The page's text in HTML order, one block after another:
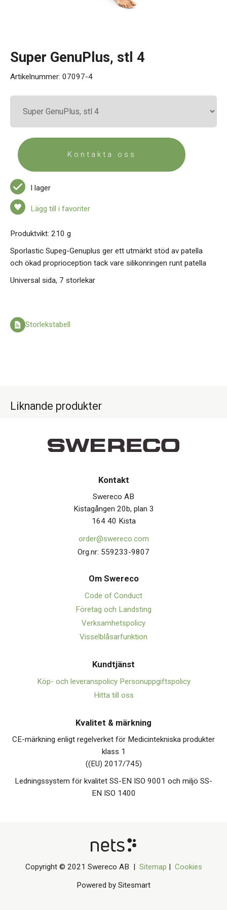
Super GenuPlus, stl 4
Artikelnummer: 07097-4
Kontakta oss
I lager
Lägg till i favoriter
Produktvikt: 210 g
Sporlastic Supeg-Genuplus ger ett utmärkt stöd av patella
och ökad proprioception tack vare silikonringen runt patella
Universal sida, 7 storlekar
Storlekstabell
Liknande produkter
Kontakt
Swereco AB
Kistagången 20b, plan 3
164 40 Kista
order@swereco.com
Org.nr: 559233-9807
Om Swereco
Code of Conduct
Företag och Landsting
Verksamhetspolicy
Visselblåsarfunktion
Kundtjänst
Köp- och leveranspolicy Personuppgiftspolicy
Hitta till oss
Kvalitet & märkning
CE-märkning enligt regelverket för Medicintekniska produkter
klass 1
((EU) 2017/745)
Ledningssystem för kvalitet SS-EN ISO 9001 och miljö SS-
EN ISO 1400
Copyright © 2021 Swereco AB | Sitemap | Cookies
Powered by Sitesmart